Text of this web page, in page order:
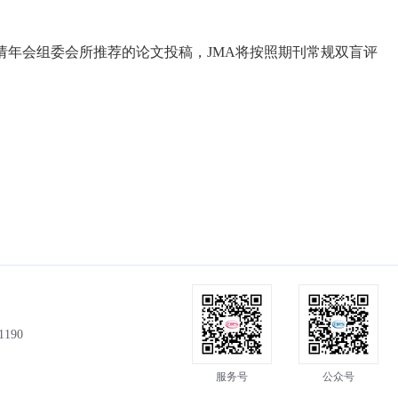
年会组委会所推荐的论文投稿，JMA将按照期刊常规双盲评
服务号 公众号